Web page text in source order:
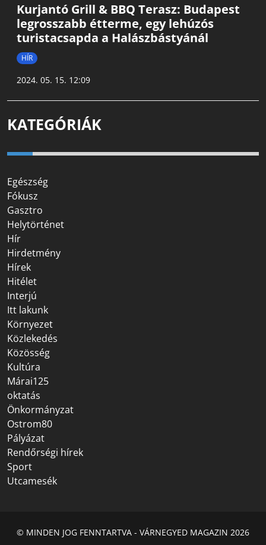
Kurjantó Grill & BBQ Terasz: Budapest
legrosszabb étterme, egy lehúzós
turistacsapda a Halászbástyánál
HÍR
2024. 05. 15. 12:09
KATEGÓRIÁK
Egészség
Fókusz
Gasztro
Helytörténet
Hír
Hirdetmény
Hírek
Hitélet
Interjú
Itt lakunk
Környezet
Közlekedés
Közösség
Kultúra
Márai125
oktatás
Önkormányzat
Ostrom80
Pályázat
Rendőrségi hírek
Sport
Utcamesék
© MINDEN JOG FENNTARTVA - VÁRNEGYED MAGAZIN 2026